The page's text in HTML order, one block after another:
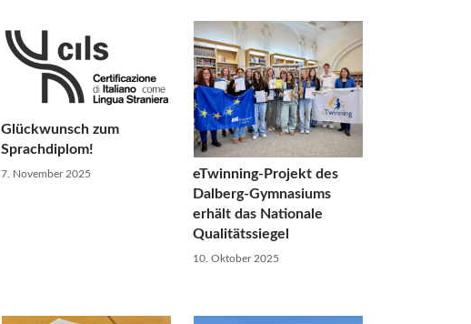
Glückwunsch zum
Sprachdiplom!
7. November 2025
eTwinning-Projekt des
Dalberg-Gymnasiums
erhält das Nationale
Qualitätssiegel
10. Oktober 2025